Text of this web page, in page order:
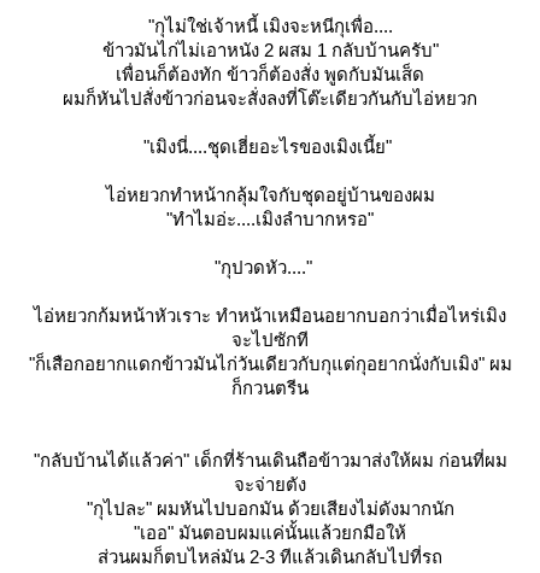
"กุไม่ใช่เจ้าหนี้ เมิงจะหนีกุเพื่อ....
ข้าวมันไก่ไม่เอาหนัง 2 ผสม 1 กลับบ้านครับ"
เพื่อนก็ต้องทัก ข้าวก็ต้องสั่ง พูดกับมันเส็ด
ผมก็หันไปสั่งข้าวก่อนจะสั่งลงที่โต๊ะเดียวกันกับไอ่หยวก
"เมิงนี่....ชุดเฮี่ยอะไรของเมิงเนี้ย"
ไอ่หยวกทำหน้ากลุ้มใจกับชุดอยู่บ้านของผม
"ทำไมอ่ะ....เมิงลำบากหรอ"
"กุปวดหัว...."
ไอ่หยวกก้มหน้าหัวเราะ ทำหน้าเหมือนอยากบอกว่าเมื่อไหร่เมิง
จะไปซักที
"ก็เสือกอยากแดกข้าวมันไก่วันเดียวกับกุแต่กุอยากนั่งกับเมิง" ผม
ก็กวนตรีน
"กลับบ้านได้แล้วค่า" เด็กที่ร้านเดินถือข้าวมาส่งให้ผม ก่อนที่ผม
จะจ่ายตัง
"กุไปละ" ผมหันไปบอกมัน ด้วยเสียงไม่ดังมากนัก
"เออ" มันตอบผมแค่นั้นแล้วยกมือให้
ส่วนผมก็ตบไหล่มัน 2-3 ทีแล้วเดินกลับไปที่รถ